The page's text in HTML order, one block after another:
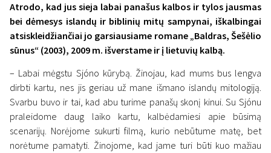
Atrodo, kad jus sieja labai panašus kalbos ir tylos jausmas
bei dėmesys islandų ir biblinių mitų sampynai, iškalbingai
atsiskleidžiančiai jo garsiausiame romane „Baldras, Šešėlio
sūnus“ (2003), 2009 m. išverstame ir į lietuvių kalbą.
– Labai mėgstu Sjóno kūrybą. Žinojau, kad mums bus lengva
dirbti kartu, nes jis geriau už mane išmano islandų mitologiją.
Svarbu buvo ir tai, kad abu turime panašų skonį kinui. Su Sjónu
praleidome daug laiko kartu, kalbėdamiesi apie būsimą
scenarijų. Norėjome sukurti filmą, kurio nebūtume matę, bet
norėtume pamatyti. Žinojome, kad jame turi būti kuo mažiau